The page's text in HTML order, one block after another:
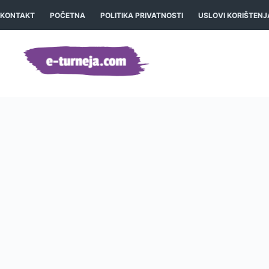
na
KONTAKT POČETNA POLITIKA PRIVATNOSTI USLOVI